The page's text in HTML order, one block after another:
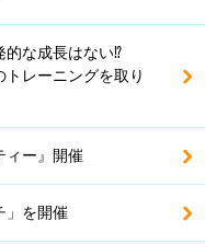
的な成長はない⁉
レーニングを取り
ィー』開催
」を開催